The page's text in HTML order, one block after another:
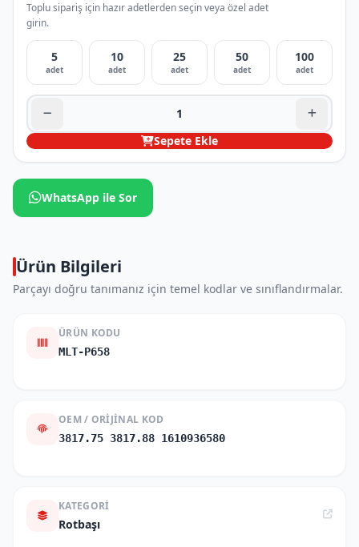
Toplu sipariş için hazır adetlerden seçin veya özel adet
girin.
5
adet
10
adet
25
adet
50
adet
100
adet
Sepete Ekle
WhatsApp ile Sor
Ürün Bilgileri
Parçayı doğru tanımanız için temel kodlar ve sınıflandırmalar.
ÜRÜN KODU
MLT-P658
OEM / ORIJINAL KOD
3817.75 3817.88 1610936580
KATEGORI
Rotbaşı